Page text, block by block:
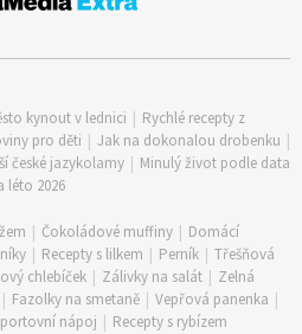
kynout v lednici | Rychlé recepty z
pro děti | Jak na dokonalou drobenku |
české jazykolamy | Minulý život podle data
léto 2026
| Čokoládové muffiny | Domácí
| Recepty s lilkem | Perník | Třešňová
chlebíček | Zálivky na salát | Zelná
| Fazolky na smetaně | Vepřová panenka |
nápoj | Recepty s rybízem